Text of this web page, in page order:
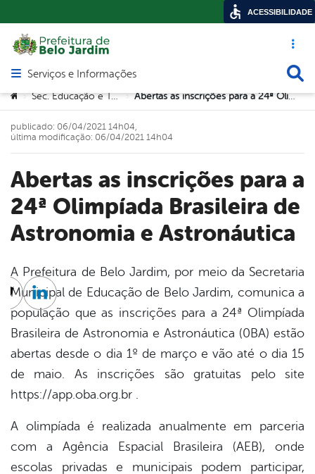
Acesso
Abrir menu principal de navegação
Serviços e Informações
Você está aqui:
> Sec. Educação e Tecnologia > Abertas as inscrições para a 24ª Olimpíada Brasileira de Astronomia e Astronáutica
Abertas as inscrições para a
24ª Olimpíada Brasileira de
Astronomia e Astronáutica
publicado: 06/04/2021 14h04,
última modificação: 06/04/2021 14h04
A Prefeitura de Belo Jardim, por meio da Secretaria
Municipal de Educação de Belo Jardim, comunica a
população que as inscrições para a 24ª Olimpíada
Brasileira de Astronomia e Astronáutica (0BA) estão
abertas desde o dia 1º de março e vão até o dia 15
de maio. As inscrições são gratuitas pelo site
https://app.oba.org.br .
A olimpíada é realizada anualmente em parceria
com a Agência Espacial Brasileira (AEB), onde
escolas privadas e municipais podem participar,
TwitterLinkedin
ACESSIBILIDADE